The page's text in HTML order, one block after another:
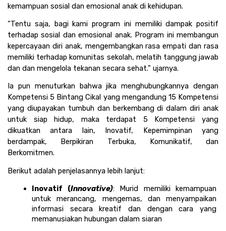
kemampuan sosial dan emosional anak di kehidupan.
“Tentu saja, bagi kami program ini memiliki dampak positif
terhadap sosial dan emosional anak. Program ini membangun
kepercayaan diri anak, mengembangkan rasa empati dan rasa
memiliki terhadap komunitas sekolah, melatih tanggung jawab
dan dan mengelola tekanan secara sehat.” ujarnya.
Ia pun menuturkan bahwa jika menghubungkannya dengan
Kompetensi 5 Bintang Cikal yang mengandung 15 Kompetensi
yang diupayakan tumbuh dan berkembang di dalam diri anak
untuk siap hidup, maka terdapat 5 Kompetensi yang
dikuatkan antara lain, Inovatif, Kepemimpinan yang
berdampak, Berpikiran Terbuka, Komunikatif, dan
Berkomitmen.
Berikut adalah penjelasannya lebih lanjut:
Inovatif (Innovative): Murid memiliki kemampuan
untuk merancang, mengemas, dan menyampaikan
informasi secara kreatif dan dengan cara yang
memanusiakan hubungan dalam siaran